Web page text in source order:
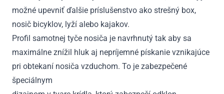
možné upevniť ďalšie príslušenstvo ako strešný box,
nosič bicyklov, lyží alebo kajakov.
Profil samotnej tyče nosiča je navrhnutý tak aby sa
maximálne znížil hluk aj nepríjemné pískanie vznikajúce
pri obtekaní nosiča vzduchom. To je zabezpečené
špeciálnym